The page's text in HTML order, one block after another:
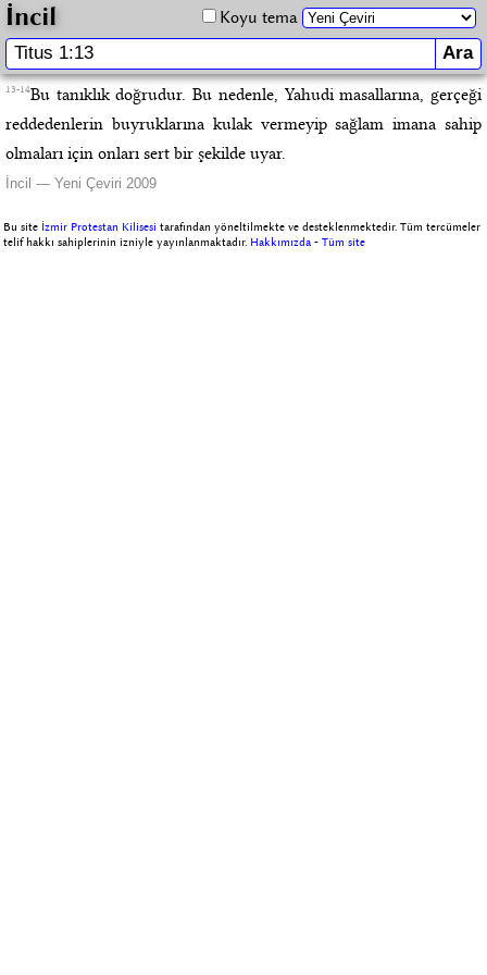
İncil Koyu tema
13-14Bu tanıklık doğrudur. Bu nedenle, Yahudi masallarına, gerçeği
reddedenlerin buyruklarına kulak vermeyip sağlam imana sahip
olmaları için onları sert bir şekilde uyar.
İncil — Yeni Çeviri 2009
Bu site İzmir Protestan Kilisesi tarafından yöneltilmekte ve desteklenmektedir. Tüm tercümeler
telif hakkı sahiplerinin izniyle yayınlanmaktadır. Hakkımızda -Tüm site